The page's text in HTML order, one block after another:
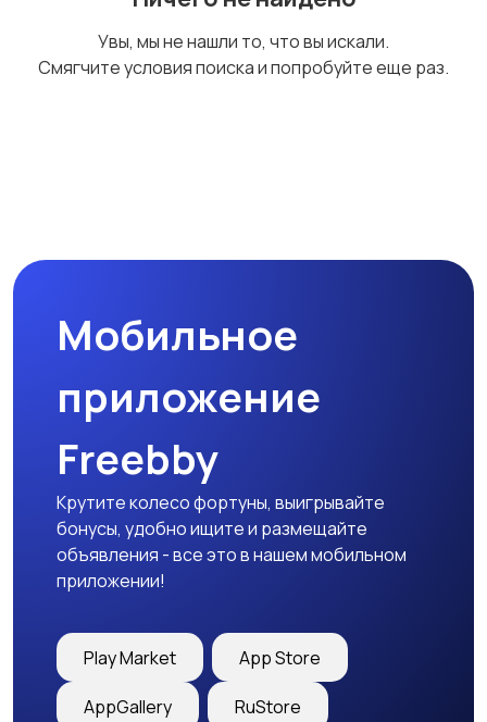
Увы, мы не нашли то, что вы искали.
Смягчите условия поиска и попробуйте еще раз.
Мобильное
приложение
Freebby
Крутите колесо фортуны, выигрывайте
бонусы, удобно ищите и размещайте
объявления - все это в нашем мобильном
приложении!
Play Market App Store
AppGallery RuStore